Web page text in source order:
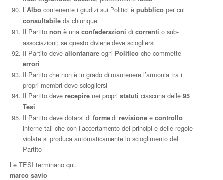
L’Albocontenente i giudizi sui Politici è pubblicoper cui
consultabileda chiunque
Il Partito non è una confederazioni di correnti o sub-
associazioni; se questo diviene deve sciogliersi
Il Partito deve allontanareogni Politicoche commette
errori
Il Partito che non è in grado di mantenere l’armonia tra i
propri membri deve sciogliersi
Il Partito deve recepirenei propri statuti ciascuna delle 95
Tesi
Il Partito deve dotarsi di formedi revisionee controllo
interne tali che con l’accertamento dei principi e delle regole
violate si produca automaticamente lo scioglimento del
Partito
Le TESI terminano qui.
marco savio